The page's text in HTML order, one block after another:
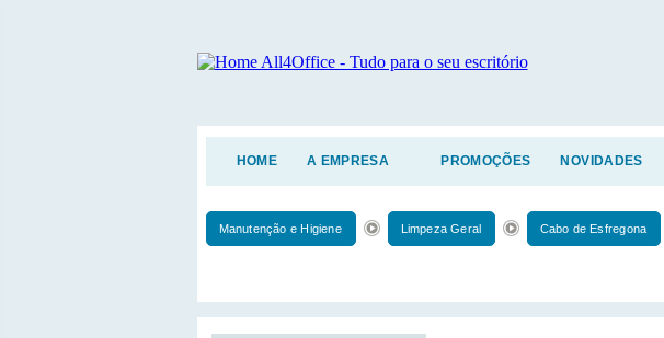
HOME A EMPRESA PROMOÇÕES NOVIDADES
Manutenção e Higiene Limpeza Geral Cabo de Esfregona